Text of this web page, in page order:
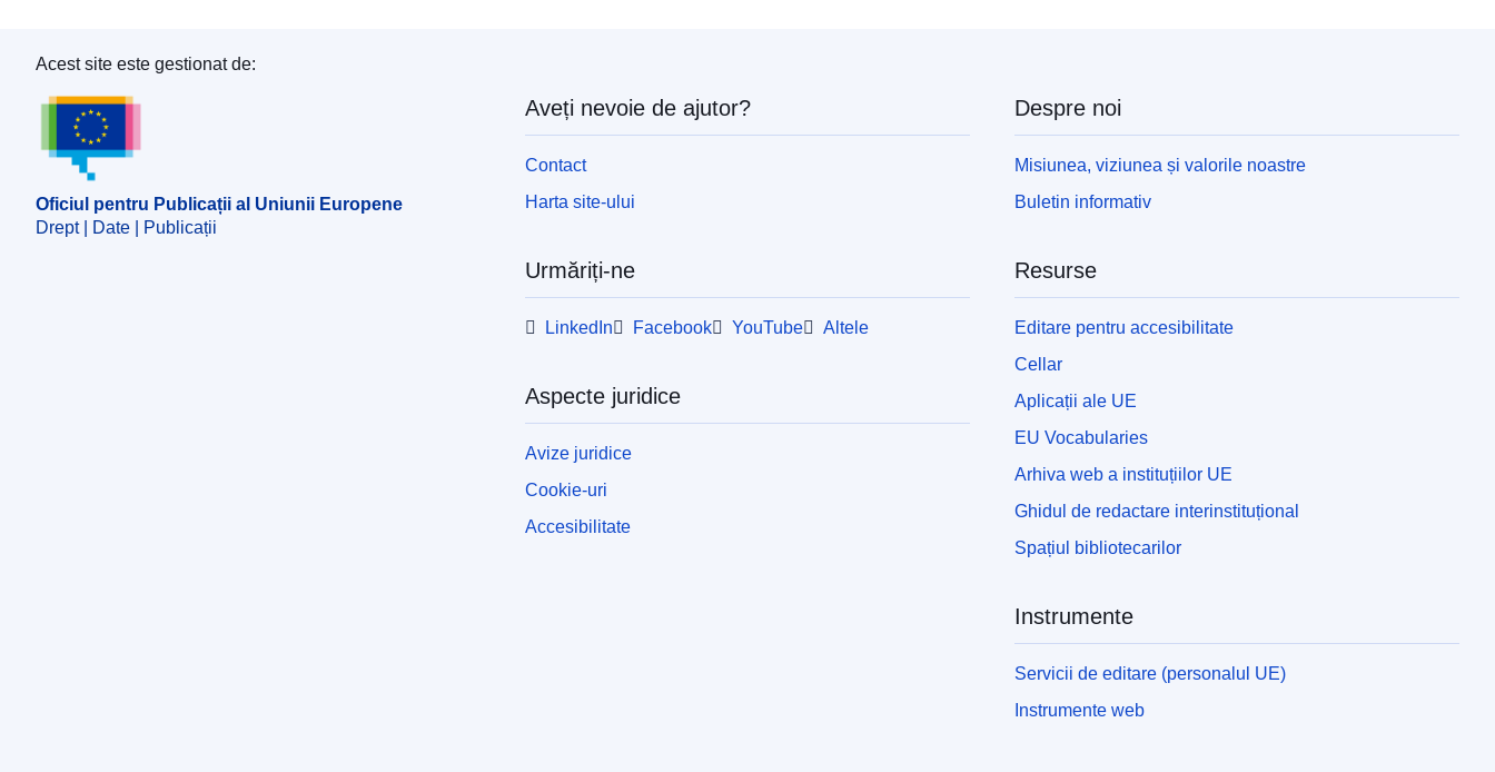
Oficiul pentru Publicații al Uniunii Europene
Acest site este gestionat de:
Oficiul pentru Publicații al Uniunii Europene
Drept | Date | Publicații
Aveți nevoie de ajutor?
Contact
Harta site-ului
Urmăriți-ne
LinkedIn Facebook YouTube Altele
Aspecte juridice
Avize juridice
Cookie-uri
Accesibilitate
Despre noi
Misiunea, viziunea și valorile noastre
Buletin informativ
Resurse
Editare pentru accesibilitate
Cellar
Aplicații ale UE
EU Vocabularies
Arhiva web a instituțiilor UE
Ghidul de redactare interinstituțional
Spațiul bibliotecarilor
Instrumente
Servicii de editare (personalul UE)
Instrumente web